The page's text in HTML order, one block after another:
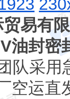
易有
油封密
队采
空运直